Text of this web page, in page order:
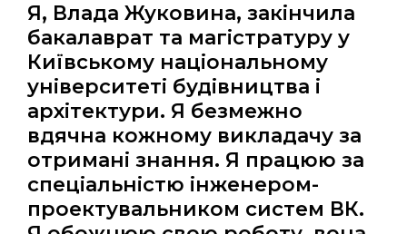
Я, Влада Жуковина, закінчила
бакалаврат та магістратуру у
Київському національному
університеті будівництва і
архітектури. Я безмежно
вдячна кожному викладачу за
отримані знання. Я працюю за
спеціальністю інженером-
проектувальником систем ВК.